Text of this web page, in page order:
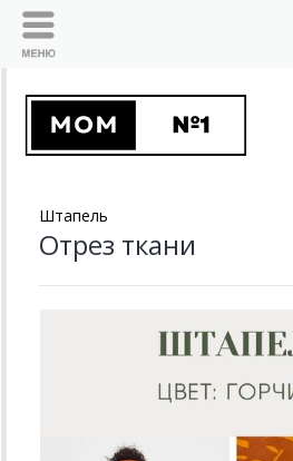
Штапель
Отрез ткани